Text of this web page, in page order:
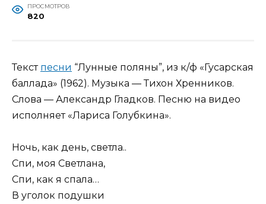
ПРОСМОТРОВ
820
Текст песни “Лунные поляны”, из к/ф «Гусарская
баллада» (1962). Музыка — Тихон Хренников.
Слова — Александр Гладков. Песню на видео
исполняет «Лариса Голубкина».
Ночь, как день, светла..
Спи, моя Светлана,
Спи, как я спала…
В уголок подушки